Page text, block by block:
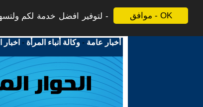
موافق - OK
لتوفير افضل خدمة لكم
أخبار عامة -وكالة أنباء المرأة -